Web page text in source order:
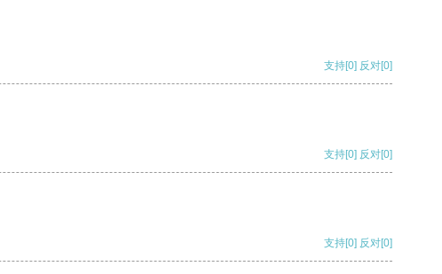
支持[0] 反对[0]
支持[0] 反对[0]
支持[0] 反对[0]